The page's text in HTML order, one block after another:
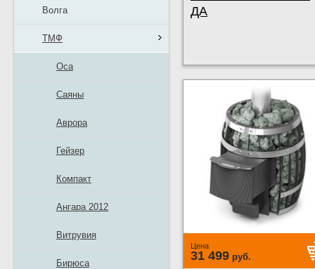
Волга
ТМФ
Оса
Саяны
Аврора
Гейзер
Компакт
Ангара 2012
Витрувия
Бирюса
ДА
Цена
31 499 руб.